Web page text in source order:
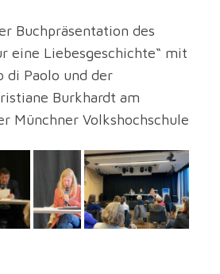
Buchpräsentation des
eine Liebesgeschichte“ mit
di Paolo und der
Burkhardt am
Münchner Volkshochschule